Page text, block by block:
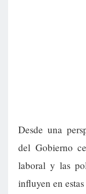
Desde una
del Gobierno
laboral y las
influyen en